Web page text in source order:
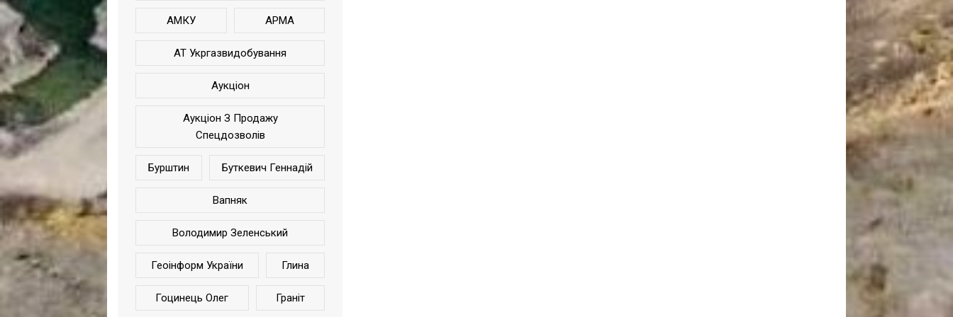
АМКУ АРМА
АТ Укргазвидобування
Аукціон
Аукціон З Продажу
Спецдозволів
Бурштин Буткевич Геннадій
Вапняк
Володимир Зеленський
Геоінформ України Глина
Гоцинець Олег Граніт